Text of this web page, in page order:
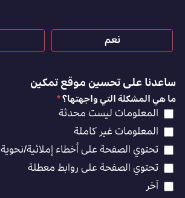
نعم
ساعدنا على تحسين موقع تمكين
ما هي المشكلة التي واجهتها؟*
المعلومات ليست محدثة
المعلومات غير كاملة
تحتوي الصفحة على أخطاء إملائية/نحوية
تحتوي الصفحة على روابط معطلة
آخر